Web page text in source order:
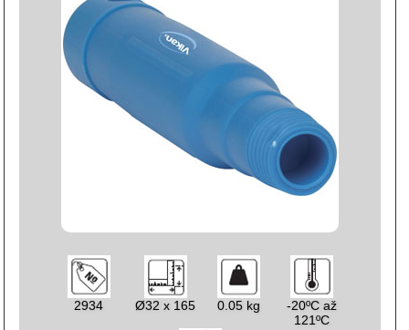
2934 Ø32 x 165 0.05 kg
-20ºC až
121ºC